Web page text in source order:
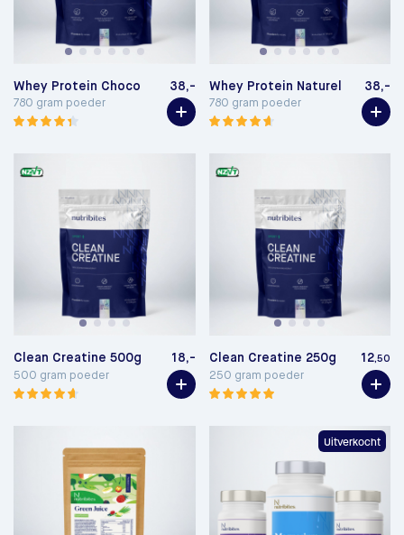
Whey Protein Choco 38,-
780 gram poeder
Whey Protein Naturel 38,-
780 gram poeder
Clean Creatine 500g 18,-
500 gram poeder
Clean Creatine 250g 12,50
250 gram poeder
Uitverkocht